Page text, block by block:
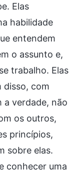
Elas
habilidade
entendem
o assunto e,
trabalho. Elas
disso, com
a verdade, não
os outros,
princípios,
sobre elas.
conhecer uma